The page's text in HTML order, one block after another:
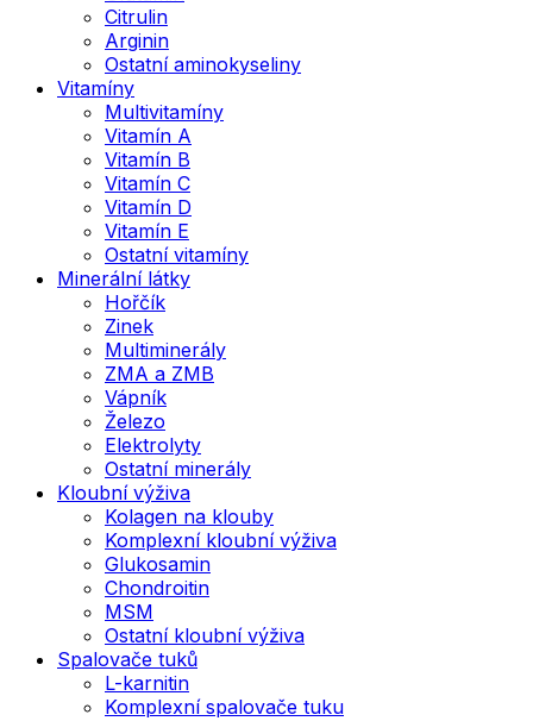
Citrulin
Arginin
Ostatní aminokyseliny
Vitamíny
Multivitamíny
Vitamín A
Vitamín B
Vitamín C
Vitamín D
Vitamín E
Ostatní vitamíny
Minerální látky
Hořčík
Zinek
Multiminerály
ZMA a ZMB
Vápník
Železo
Elektrolyty
Ostatní minerály
Kloubní výživa
Kolagen na klouby
Komplexní kloubní výživa
Glukosamin
Chondroitin
MSM
Ostatní kloubní výživa
Spalovače tuků
L-karnitin
Komplexní spalovače tuku